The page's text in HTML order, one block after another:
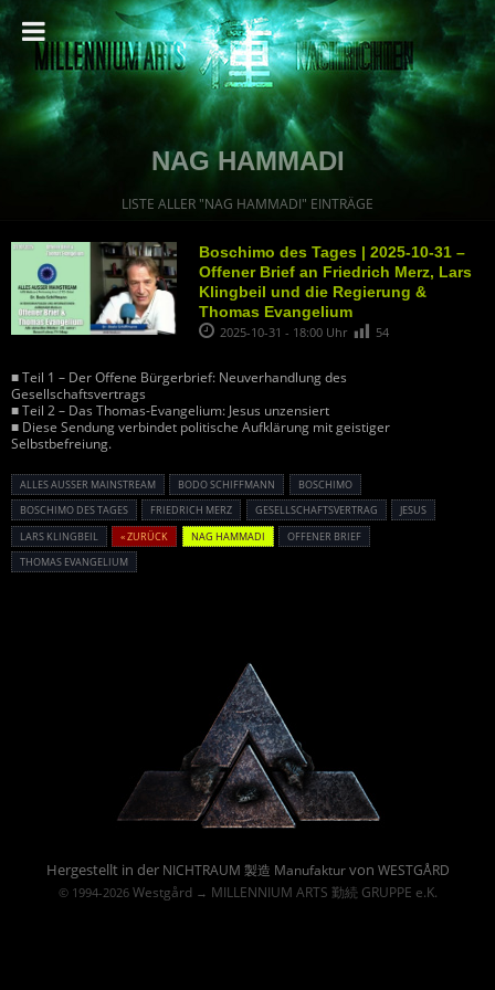
NAG HAMMADI
LISTE ALLER "NAG HAMMADI" EINTRÄGE
Boschimo des Tages | 2025-10-31 –
Offener Brief an Friedrich Merz, Lars
Klingbeil und die Regierung &
Thomas Evangelium
2025-10-31 - 18:00 Uhr 54
■ Teil 1 – Der Offene Bürgerbrief: Neuverhandlung des
Gesellschaftsvertrags
■ Teil 2 – Das Thomas-Evangelium: Jesus unzensiert
■ Diese Sendung verbindet politische Aufklärung mit geistiger
Selbstbefreiung.
ALLES AUSSER MAINSTREAM BODO SCHIFFMANN
BOSCHIMO
BOSCHIMO DES TAGES
FRIEDRICH MERZ GESELLSCHAFTSVERTRAG
JESUS
LARS KLINGBEIL
« ZURÜCK NAG HAMMADI
OFFENER BRIEF
THOMAS EVANGELIUM
Hergestellt in der NICHTRAUM 製造 Manufakturvon WESTGÅRD
© 1994-2026 Westgård→ MILLENNIUM ARTS 勤続 GRUPPE e.K.
Powered By :